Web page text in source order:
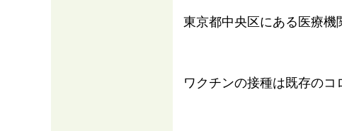
東京都中央区にある医療
ワクチンの接種は既存の